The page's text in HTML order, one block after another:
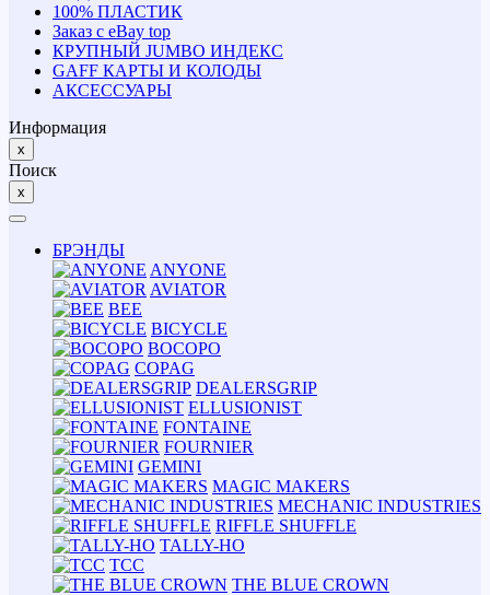
100% ПЛАСТИК
Заказ с eBay top
КРУПНЫЙ JUMBO ИНДЕКС
GAFF КАРТЫ И КОЛОДЫ
АКСЕССУАРЫ
Информация
x
Поиск
x
БРЭНДЫ
ANYONE
AVIATOR
BEE
BICYCLE
BOCOPO
COPAG
DEALERSGRIP
ELLUSIONIST
FONTAINE
FOURNIER
GEMINI
MAGIC MAKERS
MECHANIC INDUSTRIES
RIFFLE SHUFFLE
TALLY-HO
TCC
THE BLUE CROWN